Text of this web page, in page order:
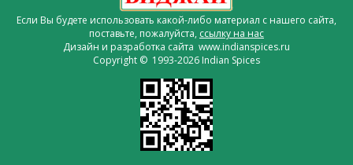
Если Вы будете использовать какой-либо материал с нашего сайта,
поставьте, пожалуйста, ссылку на нас
Дизайн и разработка сайта www.indianspices.ru
Copyright © 1993-2026 Indian Spices